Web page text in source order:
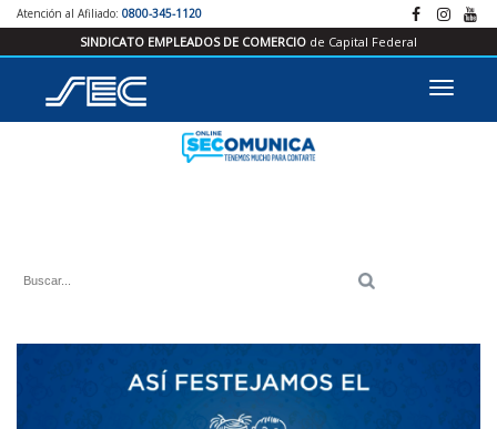
Atención al Afiliado: 0800-345-1120
SINDICATO EMPLEADOS DE COMERCIO de Capital Federal